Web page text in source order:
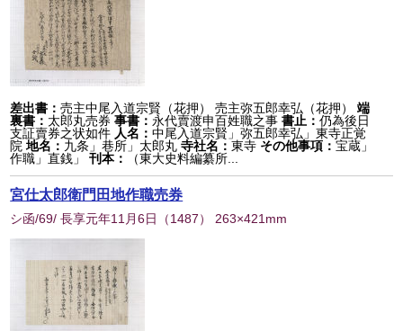
差出書：売主中尾入道宗賢（花押） 売主弥五郎幸弘（花押）
端
裏書： 太郎丸売券 事書： 永代賣渡申百姓職之事書止：仍為後日
支証賣券之状如件 人名：中尾入道宗賢」弥五郎幸弘」東寺正覚
院 地名： 九条」巷所」太郎丸 寺社名：東寺 その他事項：宝蔵」
作職」直銭」刊本： （東大史料編纂所...
宮仕太郎衛門田地作職売券
シ函/69/ 長享元年11月6日 （1487） 263×421mm